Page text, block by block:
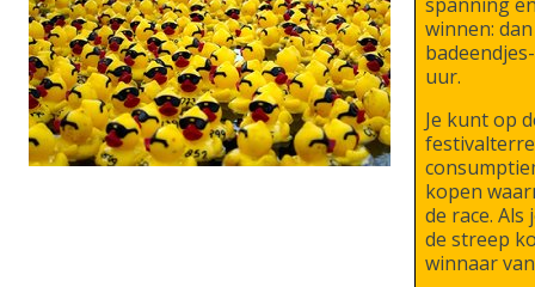
winnen:
uur.
Je kunt op
kopen
de race.
de streep
winnaar